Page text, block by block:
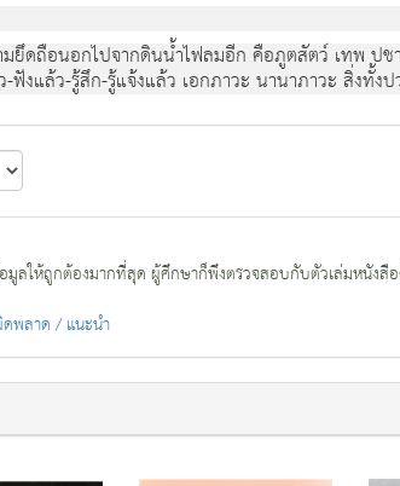
มยึดถือนอกไปจากดินน้ำไฟลมอีก คือภูตสัตว์ เทพ
แล้ว-รู้สึก-รู้แจ้งแล้ว เอกภาวะ นานาภาวะ สิ่งทั้ง
ลให้ถูกต้องมากที่สุด ผู้ศึกษาก็พึงตรวจสอบกับตัวเล่มหนัง
พลาด / แนะนำ